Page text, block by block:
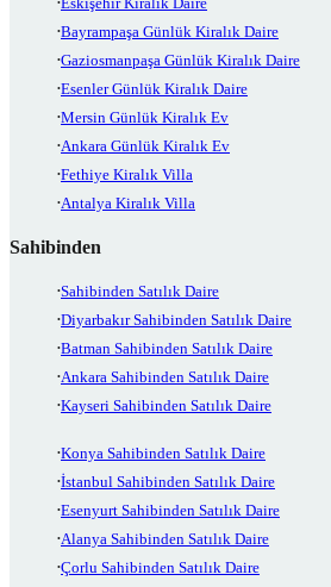
Bayrampaşa Günlük Kiralık Daire
Gaziosmanpaşa Günlük Kiralık Daire
Esenler Günlük Kiralık Daire
Mersin Günlük Kiralık Ev
Ankara Günlük Kiralık Ev
Fethiye Kiralık Villa
Antalya Kiralık Villa
Sahibinden
Sahibinden Satılık Daire
Diyarbakır Sahibinden Satılık Daire
Batman Sahibinden Satılık Daire
Ankara Sahibinden Satılık Daire
Kayseri Sahibinden Satılık Daire
Konya Sahibinden Satılık Daire
İstanbul Sahibinden Satılık Daire
Esenyurt Sahibinden Satılık Daire
Alanya Sahibinden Satılık Daire
Çorlu Sahibinden Satılık Daire